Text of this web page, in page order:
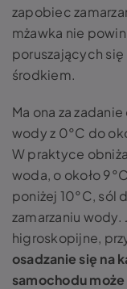
zapobiec
mżawka nie
poruszających
środkiem.
Ma ona za
wody z 0°C do
W praktyce
woda, o około
poniżej 10°C, sól
zamarzaniu wody.
higroskopijne,
osadzanie się na
samochodu